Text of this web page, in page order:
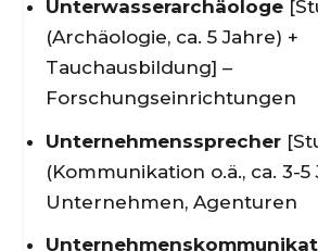
Unterwasserarchäologe
(Archäologie, ca. 5 Jahre) +
Tauchausbildung] –
Forschungseinrichtungen
Unternehmenssprecher
(Kommunikation o.ä., ca. 3-5
Unternehmen, Agenturen